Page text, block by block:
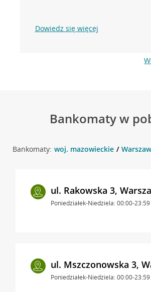
Dowiedz się więcej
Bankomaty w
Bankomaty: woj. mazowieckie
ul. Rakowska 3,
Poniedziałek-Niedziela: 00:00-23:59
ul. Mszczonowska 3,
Poniedziałek-Niedziela: 00:00-23:59